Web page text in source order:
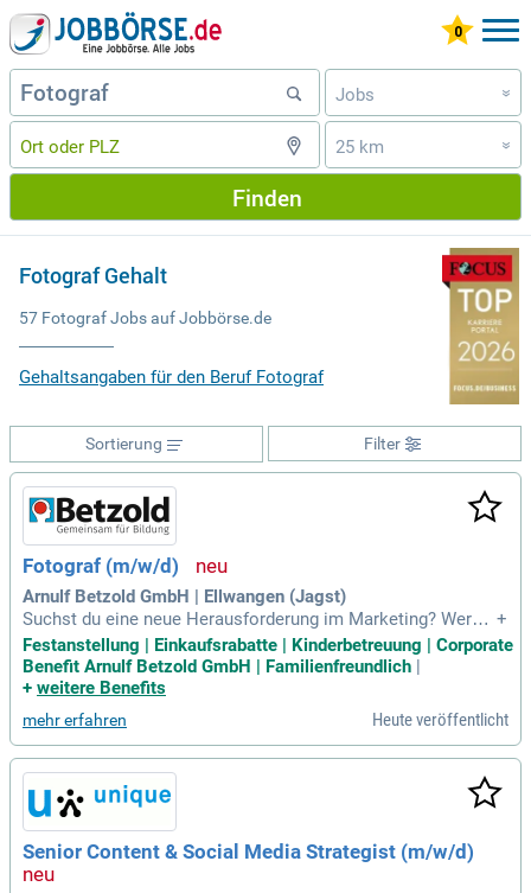
Jobs »
25 km »
Finden
Fotograf Gehalt
57 Fotograf Jobs auf Jobbörse.de
Gehaltsangaben für den Beruf Fotograf
Filter
Sortierung
Fotograf (m/w/d)
Arnulf Betzold GmbH | Ellwangen (Jagst)
Suchst du eine neue Herausforderung im Marketing? Werde
Teil unseres Teams als Fotograf (m/w/d) und bring deine Kr
eativität ein! Wenn du dich mit Stillleben und Modelfotografi
e auskennst und Produkte gekonnt ins beste Licht setzt, bis
wortliche Erstellung ausdrucksstarker Produkt- und Imagefo
tos. Darüber hinaus wirst du kreative Marketingprojekte für
Social Media und Newsletter umsetzen. Bereichere unsere
Verkaufskanäle und trage zum Erfolg unserer Produkte bei!
Bewirb dich jetzt und zeige uns deine innovativen Ideen!
+
Festanstellung | Einkaufsrabatte | Kinderbetreuung | Corporate
Benefit Arnulf Betzold GmbH | Familienfreundlich |
+ weitere Benefits
mehr erfahren Heute veröffentlicht
Senior Content & Social Media Strategist (m/w/d)